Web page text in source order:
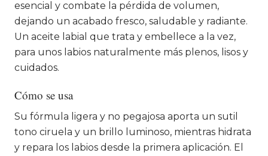
esencial y combate la pérdida de volumen,
dejando un acabado fresco, saludable y radiante.
Un aceite labial que trata y embellece a la vez,
para unos labios naturalmente más plenos, lisos y
cuidados.
Cómo se usa
Su fórmula ligera y no pegajosa aporta un sutil
tono ciruela y un brillo luminoso, mientras hidrata
y repara los labios desde la primera aplicación. El